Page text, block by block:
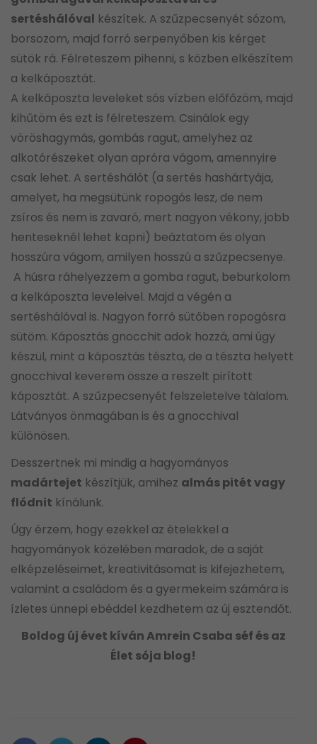
sertéshálóval készítek. A szűzpecsenyét sózom,
borsozom, majd forró serpenyőben kis kérget
sütök rá. Félreteszem pihenni, s közben elkészítem
a kelkáposztát.
A kelkáposzta leveleket sós vízben előfőzöm, majd
kihűtöm és ezt is félreteszem. Csinálok egy
vöröshagymás, gombás ragut, amelyhez az
alkotórészeket olyan apróra vágom, amennyire
csak lehet. A sertéshálót (a sertés hashártyája,
amelyet, ha megsütünk ropogós lesz, de nem
zsíros és nem is zavaró, mert nagyon vékony, jobb
henteseknél lehet kapni) beáztatom és olyan
hosszúra vágom, amilyen hosszú a szűzpecsenye.
A húsra ráhelyezzem a gomba ragut, beburkolom
a kelkáposzta leveleivel. Majd a végén a
sertéshálóval is. Nagyon forró sütőben ropogósra
sütöm. Káposztás gnocchit adok hozzá, ami úgy
készül, mint a káposztás tészta, de a tészta helyett
gnocchival keverem össze a reszelt pirított
káposztát. A szűzpecsenyét felszeletelve tálalom.
Látványos önmagában is és a gnocchival
különösen.
Desszertnek mi mindig a hagyományos
madártejet készítjük, amihez almás pitét vagy
flódnit kínálunk.
Úgy érzem, hogy ezekkel az ételekkel a
hagyományok közelében maradok, de a saját
elképzeléseimet, kreativitásomat is kifejezhetem,
valamint a családom és a gyermekeim számára is
ízletes ünnepi ebéddel kezdhetem az új esztendőt.
Boldog új évet kíván Amrein Csaba séf és az
Élet sója blog!